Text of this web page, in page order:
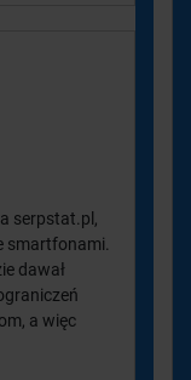
serpstat.pl,
smartfonami.
dawał
a więc